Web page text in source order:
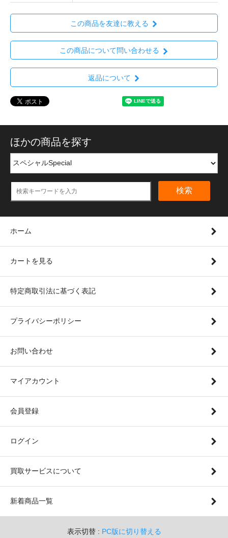
この商品を友達に教える
この商品について問い合わせる
返品について
ほかの商品を探す
検索
ホーム
カートを見る
特定商取引法に基づく表記
プライバシーポリシー
お問い合わせ
マイアカウント
会員登録
ログイン
買取サービスについて
新着商品一覧
表示切替 : PC版に切り替える